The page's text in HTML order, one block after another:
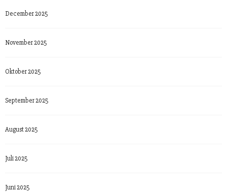
December 2025
November 2025
Oktober 2025
September 2025
August 2025
Juli 2025
Juni 2025